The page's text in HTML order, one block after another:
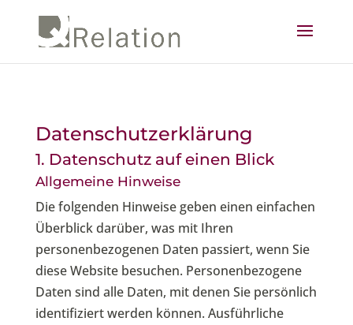
Datenschutz­erklärung
1. Datenschutz auf einen Blick
Allgemeine Hinweise
Die folgenden Hinweise geben einen einfachen
Überblick darüber, was mit Ihren
personenbezogenen Daten passiert, wenn Sie
diese Website besuchen. Personenbezogene
Daten sind alle Daten, mit denen Sie persönlich
identifiziert werden können. Ausführliche